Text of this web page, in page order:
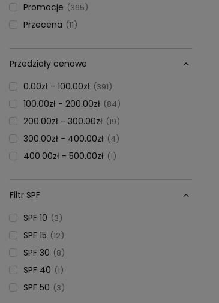
Promocje 365
Przecena 11
Przedziały cenowe
0.00zł - 100.00zł
391
100.00zł - 200.00zł 84
200.00zł - 300.00zł 19
300.00zł - 400.00zł 4
400.00zł - 500.00zł 1
Filtr SPF
SPF 10
3
SPF 15 12
SPF 30 8
SPF 40 1
SPF 50 3